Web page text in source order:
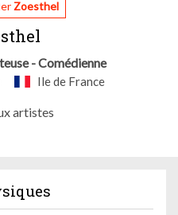
Zoesthel
- Comédienne
Ile de France
artistes